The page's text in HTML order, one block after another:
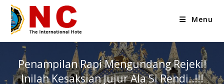
Menu
Penampilan Rapi Mengundang Rejeki!
Inilah Kesaksian Jujur Ala Si Rendi..!!!